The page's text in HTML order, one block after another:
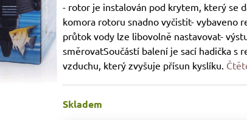
- rotor je instalován pod krytem, který se
komora rotoru snadno vyčistit- vybaveno
průtok vody lze libovolně nastavovat-
směrovatSoučástí balení je sací hadička s
vzduchu, který zvyšuje přísun kyslíku.
Skladem